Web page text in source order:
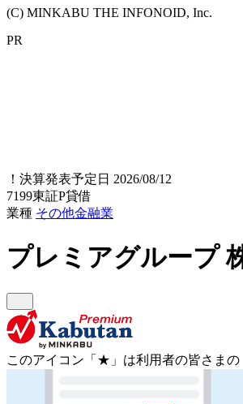
(C) MINKABU THE INFONOID, Inc.
PR
！ 決算発表予定日 2026/08/12
7199東証P貸借
業種 その他金融業
プレミアグループ
このアイコン 「★」 は利用者の皆さまの